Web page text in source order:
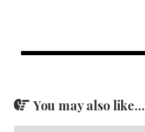
You may also like...